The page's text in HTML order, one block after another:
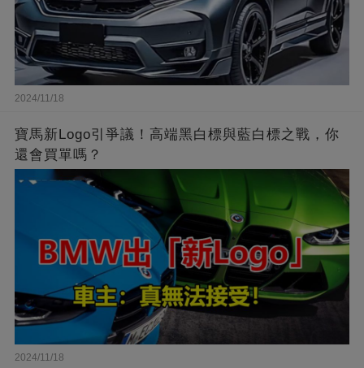
2024/11/18
寶馬新Logo引爭議！高端黑白標與藍白標之戰，你
還會買單嗎？
2024/11/18